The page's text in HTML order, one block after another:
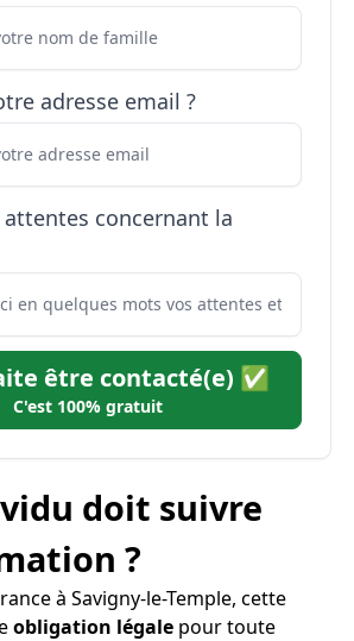
adresse email ?
attentes concernant la
être contacté(e) ✅
C'est 100% gratuit
doit suivre
?
à Savigny-le-Temple, cette
obligation légale pour toute